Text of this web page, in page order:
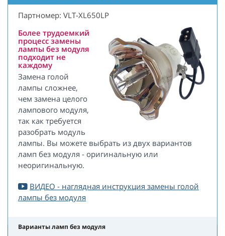
Партномер: VLT-XL650LP
Более трудоемкий
процесс замены
лампы без модуля
подходит не
каждому
Замена голой
лампы сложнее,
чем замена целого
лампового модуля,
так как требуется
разобрать модуль
лампы. Вы можете выбрать из двух вариантов
ламп без модуля - оригинальную или
неоригинальную.
ВИДЕО - наглядная инструкция замены голой
лампы без модуля
Варианты ламп без модуля